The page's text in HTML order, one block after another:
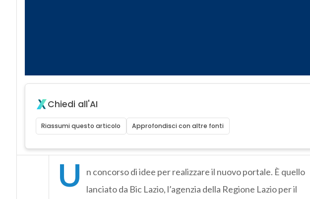
Chiedi all'AI
Riassumi questo articolo Approfondisci con altre fonti
U
n concorso di idee per realizzare il nuovo portale. È quello
lanciato da Bic Lazio, l’agenzia della Regione Lazio per il